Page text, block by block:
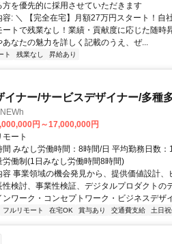
方を優先的に採用させていただきます
容: ＼ 【完全在宅】月額27万円スタート！自
ートで残業なし！業績・貢献度に応じた随時
あなたの魅力を詳しく記載のうえ、ぜ...
ト 残業なし 昇給あり
イナー/サービスデザイナー/多種
円～17,000,000円
モート
間 みなし労働時間：8時間/日 平均勤務日数
労働制(1日みなし労働時間8時間)
容 事業領域の機会発見から、提供価値設計
性検討、事業性検証、デジタルプロダクトの
ンワーク・コンセプトワーク・ビジネスデザ
フルリモート 在宅OK 賞与あり 交通費支給 土日